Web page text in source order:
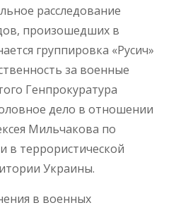
расследование
произошедших в
группировка «Русич»
за военные
Генпрокуратура
дело в отношении
Мильчакова по
в террористической
Украины.
в военных